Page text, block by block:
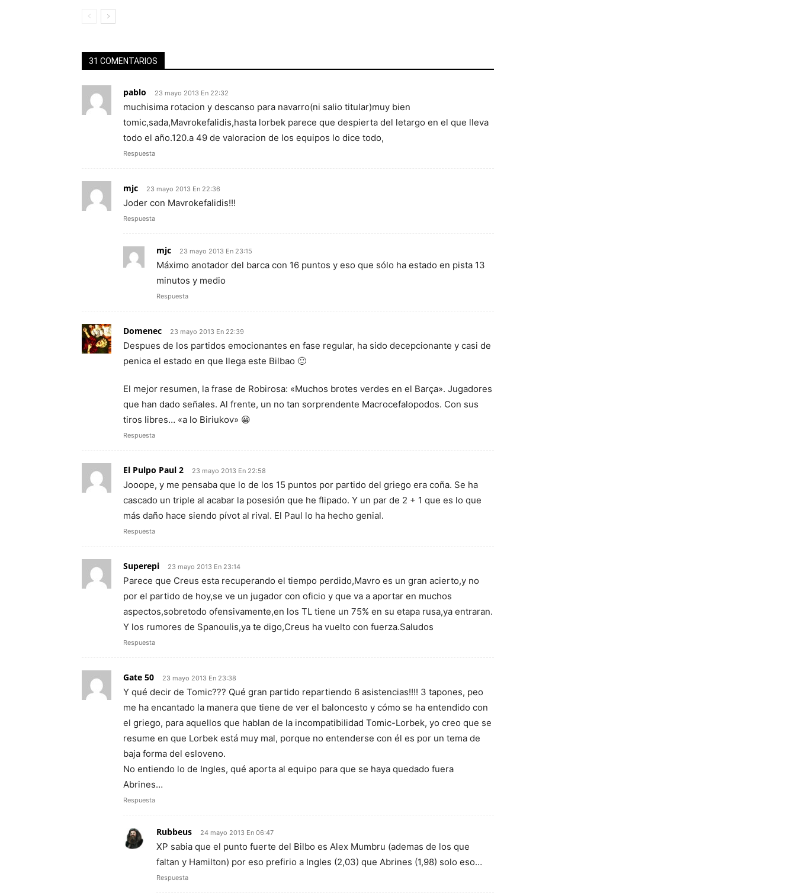
31 COMENTARIOS
pablo 23 mayo 2013 En 22:32
muchisima rotacion y descanso para navarro(ni salio titular)muy bien
tomic,sada,Mavrokefalidis,hasta lorbek parece que despierta del letargo en el que lleva
todo el año.120.a 49 de valoracion de los equipos lo dice todo,
Respuesta
mjc 23 mayo 2013 En 22:36
Joder con Mavrokefalidis!!!
Respuesta
mjc 23 mayo 2013 En 23:15
Máximo anotador del barca con 16 puntos y eso que sólo ha estado en pista 13
minutos y medio
Respuesta
Domenec 23 mayo 2013 En 22:39
Despues de los partidos emocionantes en fase regular, ha sido decepcionante y casi de
penica el estado en que llega este Bilbao 🙁
El mejor resumen, la frase de Robirosa: «Muchos brotes verdes en el Barça». Jugadores
que han dado señales. Al frente, un no tan sorprendente Macrocefalopodos. Con sus
tiros libres… «a lo Biriukov» 😀
Respuesta
El Pulpo Paul 2 23 mayo 2013 En 22:58
Jooope, y me pensaba que lo de los 15 puntos por partido del griego era coña. Se ha
cascado un triple al acabar la posesión que he flipado. Y un par de 2 + 1 que es lo que
más daño hace siendo pívot al rival. El Paul lo ha hecho genial.
Respuesta
Superepi 23 mayo 2013 En 23:14
Parece que Creus esta recuperando el tiempo perdido,Mavro es un gran acierto,y no
por el partido de hoy,se ve un jugador con oficio y que va a aportar en muchos
aspectos,sobretodo ofensivamente,en los TL tiene un 75% en su etapa rusa,ya entraran.
Y los rumores de Spanoulis,ya te digo,Creus ha vuelto con fuerza.Saludos
Respuesta
Gate 50 23 mayo 2013 En 23:38
Y qué decir de Tomic??? Qué gran partido repartiendo 6 asistencias!!!! 3 tapones, peo
me ha encantado la manera que tiene de ver el baloncesto y cómo se ha entendido con
el griego, para aquellos que hablan de la incompatibilidad Tomic-Lorbek, yo creo que se
resume en que Lorbek está muy mal, porque no entenderse con él es por un tema de
baja forma del esloveno.
No entiendo lo de Ingles, qué aporta al equipo para que se haya quedado fuera
Abrines…
Respuesta
Rubbeus 24 mayo 2013 En 06:47
XP sabia que el punto fuerte del Bilbo es Alex Mumbru (ademas de los que
faltan y Hamilton) por eso prefirio a Ingles (2,03) que Abrines (1,98) solo eso…
Respuesta